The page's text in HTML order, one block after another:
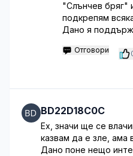
"Слънчев бряг"
подкрепям
Дано я
Отговори
BD22D18C0C
Ех, значи ще се
казвам да е зле, ама
Дано поне нещо